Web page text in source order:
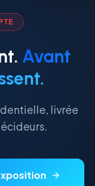
Avant
livrée